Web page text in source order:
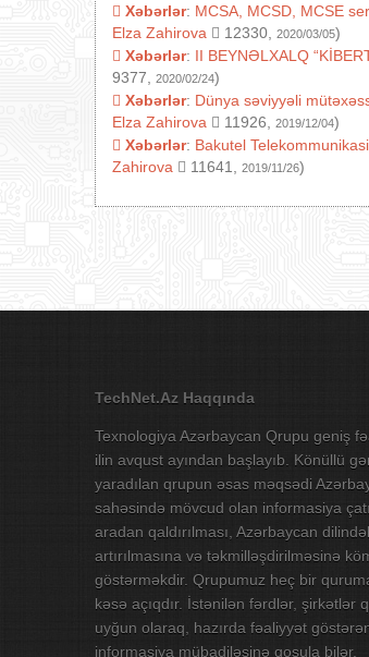
Xəbərlər: MCSA, MCSD, MCSE
Elza Zahirova
12330, 2020/03/05)
Xəbərlər: II BEYNƏLXALQ
9377,
2020/02/24)
Xəbərlər: Dünya səviyyəli
Elza Zahirova
11926, 2019/12/04)
Xəbərlər: Bakutel
Zahirova
11641, 2019/11/26)
TechNet.Az Haqqında
Texnologiya Azərbaycan Qrupu geniş
ilin avqust ayından başlayıb. Könüllü
yaradılan qrupun əsas məqsədi
sahəsində mövcud olan informasiya
aradan qaldırılması, Azərbaycan
artırılmasına və təkmilləşdirilməsinə
göstərməkdir. Qrupumuz heç bir
kəsə açıqdır. İstənilən fərdlər, şirkətlər
uyğun olaraq, hazırda fəaliyyət
informasiya mübadiləsinə qoşula bilər.